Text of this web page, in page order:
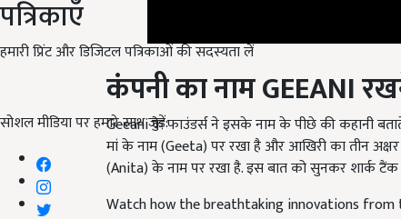
पत्रिकाएँ
हमारी प्रिंट और डिजिटल पत्रिकाओं की सदस्यता लें
सोशल मीडिया पर हमारे साथ जुड़ें:
कंपनी का नाम GEEANI
Geeani के फाउंडर्स ने इसके नाम के पीछे की कहानी
मां के नाम (Geeta) पर रखा है और आखिरी का तीन अक्षर
(Anita) के नाम पर रखा है. इस बात को सुनकर शार्क
Watch how the breathtaking innovations from
#AmoreGelatoAndSorbettopitchers reach